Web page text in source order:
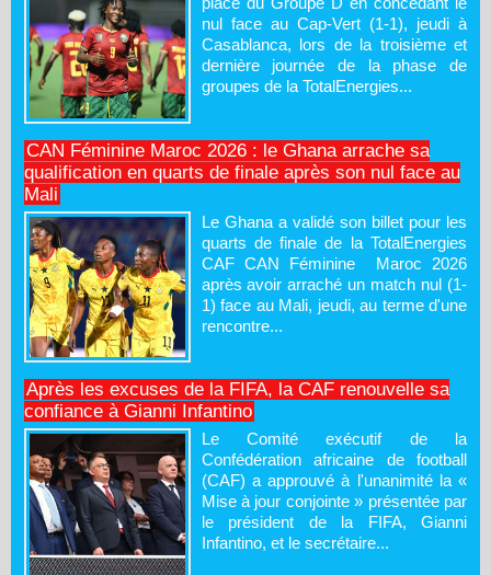
nul face au Cap-Vert (1-1), jeudi à
Casablanca, lors de la troisième et
dernière journée de la phase de
groupes de la TotalEnergies...
CAN Féminine Maroc 2026 : le Ghana arrache sa
qualification en quarts de finale après son nul face au
Mali
Le Ghana a validé son billet pour les
quarts de finale de la TotalEnergies
CAF CAN Féminine Maroc 2026
après avoir arraché un match nul (1-
1) face au Mali, jeudi, au terme d'une
rencontre...
Après les excuses de la FIFA, la CAF renouvelle sa
confiance à Gianni Infantino
Le Comité exécutif de la
Confédération africaine de football
(CAF) a approuvé à l'unanimité la «
Mise à jour conjointe » présentée par
le président de la FIFA, Gianni
Infantino, et le secrétaire...